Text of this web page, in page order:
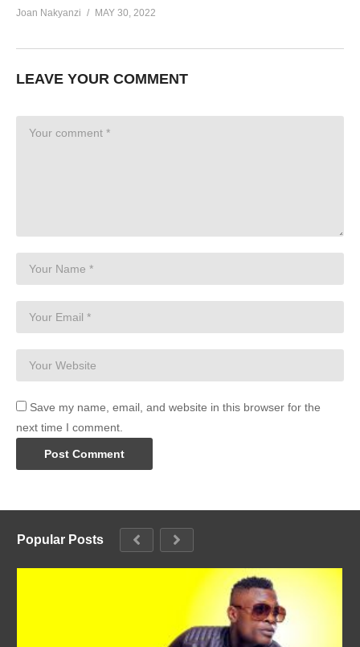
Joan Nakyanzi MAY 30, 2022
LEAVE YOUR COMMENT
Save my name, email, and website in this browser for the
next time I comment.
Popular Posts